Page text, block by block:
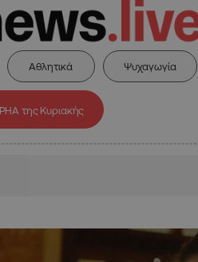
Αθλητικά Ψυχαγωγία
της Κυριακής